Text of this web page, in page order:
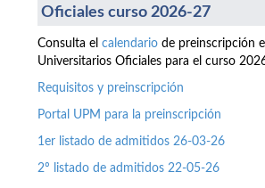
Oficiales curso 2026-27
Consulta el calendario de preinscripción
Universitarios Oficiales para el curso
Requisitos y preinscripción
Portal UPM para la preinscripción
1er listado de admitidos 26-03-26
2º listado de admitidos 22-05-26